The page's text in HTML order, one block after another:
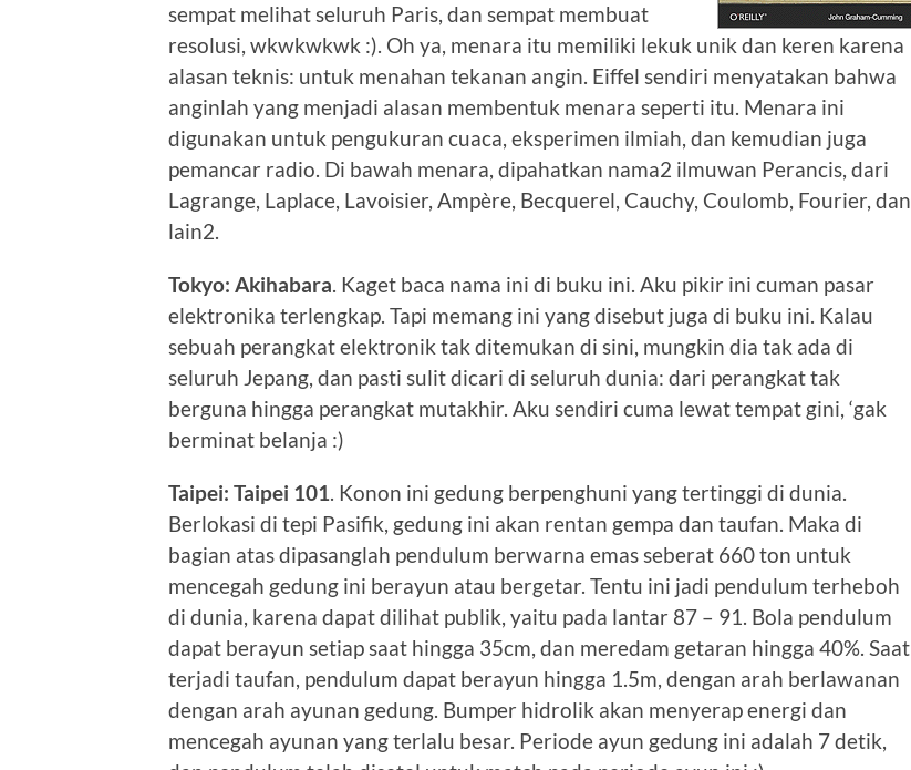
sempat melihat seluruh Paris, dan sempat membuat
resolusi, wkwkwkwk :). Oh ya, menara itu memiliki lekuk unik dan keren karena
alasan teknis: untuk menahan tekanan angin. Eiffel sendiri menyatakan bahwa
anginlah yang menjadi alasan membentuk menara seperti itu. Menara ini
digunakan untuk pengukuran cuaca, eksperimen ilmiah, dan kemudian juga
pemancar radio. Di bawah menara, dipahatkan nama2 ilmuwan Perancis, dari
Lagrange, Laplace, Lavoisier, Ampère, Becquerel, Cauchy, Coulomb, Fourier, dan
lain2.
Tokyo: Akihabara. Kaget baca nama ini di buku ini. Aku pikir ini cuman pasar
elektronika terlengkap. Tapi memang ini yang disebut juga di buku ini. Kalau
sebuah perangkat elektronik tak ditemukan di sini, mungkin dia tak ada di
seluruh Jepang, dan pasti sulit dicari di seluruh dunia: dari perangkat tak
berguna hingga perangkat mutakhir. Aku sendiri cuma lewat tempat gini, ‘gak
berminat belanja :)
Taipei: Taipei 101. Konon ini gedung berpenghuni yang tertinggi di dunia.
Berlokasi di tepi Pasifik, gedung ini akan rentan gempa dan taufan. Maka di
bagian atas dipasanglah pendulum berwarna emas seberat 660 ton untuk
mencegah gedung ini berayun atau bergetar. Tentu ini jadi pendulum terheboh
di dunia, karena dapat dilihat publik, yaitu pada lantar 87 – 91. Bola pendulum
dapat berayun setiap saat hingga 35cm, dan meredam getaran hingga 40%. Saat
terjadi taufan, pendulum dapat berayun hingga 1.5m, dengan arah berlawanan
dengan arah ayunan gedung. Bumper hidrolik akan menyerap energi dan
mencegah ayunan yang terlalu besar. Periode ayun gedung ini adalah 7 detik,